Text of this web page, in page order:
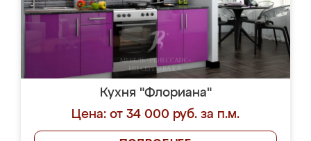
Кухня "Флориана"
Цена: от 34 000 руб. за п.м.